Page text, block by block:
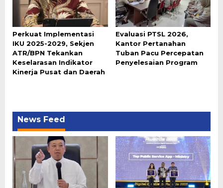
Perkuat Implementasi
IKU 2025-2029, Sekjen
ATR/BPN Tekankan
Keselarasan Indikator
Kinerja Pusat dan Daerah
Evaluasi PTSL 2026,
Kantor Pertanahan
Tuban Pacu Percepatan
Penyelesaian Program
News Feed